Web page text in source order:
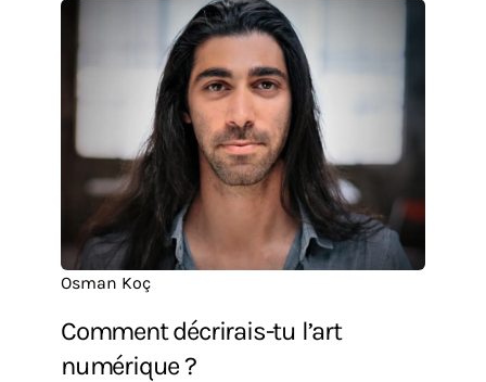
Osman Koç
Comment décrirais-tu l’art
numérique ?